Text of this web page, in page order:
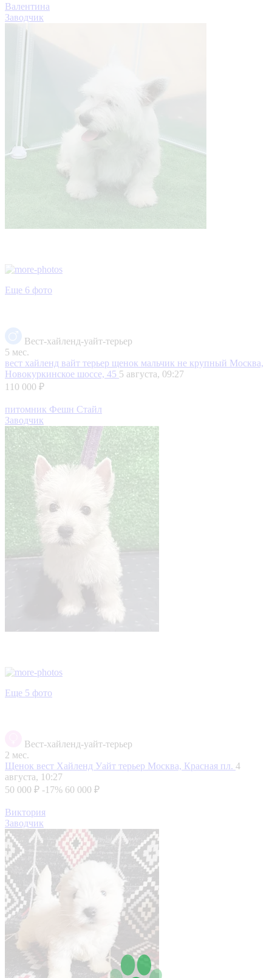
Валентина
Заводчик
Еще 6 фото
Вест-хайленд-уайт-терьер
5 мес.
вест хайленд вайт терьер щенок мальчик не крупный Москва,
Новокуркинское шоссе, 45 5 августа, 09:27
110 000 ₽
питомник Фешн Стайл
Заводчик
Еще 5 фото
Вест-хайленд-уайт-терьер
2 мес.
Щенок вест Хайленд Уайт терьер Москва, Красная пл. 4
августа, 10:27
50 000 ₽ -17% 60 000 ₽
Виктория
Заводчик